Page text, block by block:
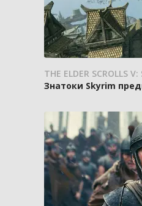
THE ELDER SCROLLS V:
Знатоки Skyrim